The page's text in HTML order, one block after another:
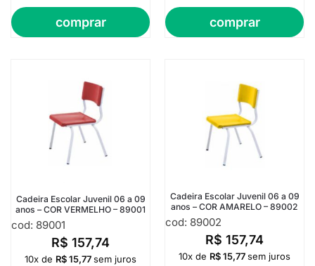
comprar comprar
Cadeira Escolar Juvenil 06 a 09
anos – COR VERMELHO – 89001
cod: 89001
R$ 157,74
10x de R$15,77sem juros
Cadeira Escolar Juvenil 06 a 09
anos – COR AMARELO – 89002
cod: 89002
R$ 157,74
10x de R$15,77sem juros